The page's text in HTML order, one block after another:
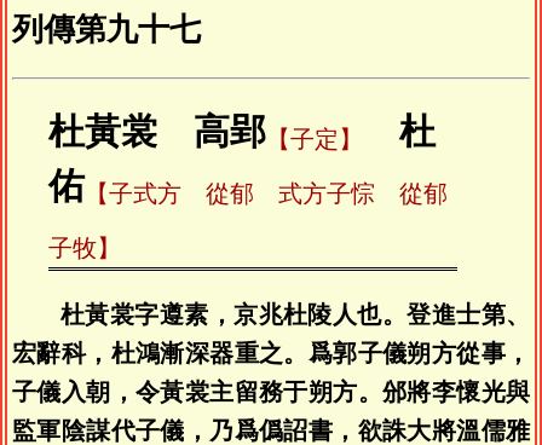
列傳第九十七
杜黃裳 高郢 【子定】
杜
佑 【子式方 從郁 式方子悰 從郁
子牧】
杜黃裳字遵素，京兆杜陵人也。登進士第、
宏辭科，杜鴻漸深器重之。爲郭子儀朔方從事，
子儀入朝，令黃裳主留務于朔方。邠將李懷光與
監軍陰謀代子儀，乃爲僞詔書，欲誅大將溫儒雅